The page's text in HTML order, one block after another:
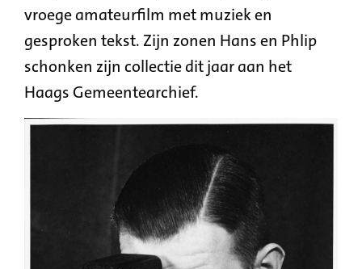
vroege amateurfilm met muziek en
gesproken tekst. Zijn zonen Hans en Phlip
schonken zijn collectie dit jaar aan het
Haags Gemeentearchief.